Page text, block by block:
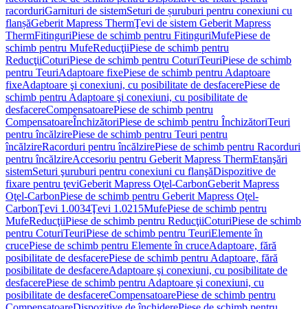
racorduriGarnituri de sistemSeturi de șuruburi pentru conexiuni cu
flanșăGeberit Mapress ThermŢevi de sistem Geberit Mapress
ThermFitinguriPiese de schimb pentru FitinguriMufePiese de
schimb pentru MufeReducţiiPiese de schimb pentru
ReducţiiCoturiPiese de schimb pentru CoturiTeuriPiese de schimb
pentru TeuriAdaptoare fixePiese de schimb pentru Adaptoare
fixeAdaptoare şi conexiuni, cu posibilitate de desfacerePiese de
schimb pentru Adaptoare şi conexiuni, cu posibilitate de
desfacereCompensatoarePiese de schimb pentru
CompensatoareÎnchizătoriPiese de schimb pentru ÎnchizătoriTeuri
pentru încălzirePiese de schimb pentru Teuri pentru
încălzireRacorduri pentru încălzirePiese de schimb pentru Racorduri
pentru încălzireAccesoriu pentru Geberit Mapress ThermEtanşări
sistemSeturi şuruburi pentru conexiuni cu flanşăDispozitive de
fixare pentru ţeviGeberit Mapress Oţel-CarbonGeberit Mapress
Oţel-CarbonPiese de schimb pentru Geberit Mapress Oţel-
CarbonŢevi 1.0034Ţevi 1.0215MufePiese de schimb pentru
MufeReducţiiPiese de schimb pentru ReducţiiCoturiPiese de schimb
pentru CoturiTeuriPiese de schimb pentru TeuriElemente în
crucePiese de schimb pentru Elemente în cruceAdaptoare, fără
posibilitate de desfacerePiese de schimb pentru Adaptoare, fără
posibilitate de desfacereAdaptoare şi conexiuni, cu posibilitate de
desfacerePiese de schimb pentru Adaptoare şi conexiuni, cu
posibilitate de desfacereCompensatoarePiese de schimb pentru